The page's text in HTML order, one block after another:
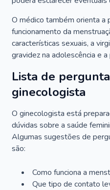
O médico também orienta a
funcionamento da
características sexuais, a
gravidez na adolescência e
Lista de
ginecologista
O ginecologista está
dúvidas sobre a saúde
Algumas sugestões de
são:
Como funciona a
Que tipo de contato